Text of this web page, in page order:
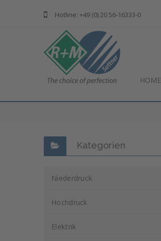
Hotline: +49 (0) 20 56-16333-0
HOME
Kategorien
Niederdruck
Hochdruck
Elektrik